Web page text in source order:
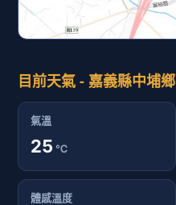
目前天氣 - 嘉義縣中埔鄉
氣溫
25 ℃
體感溫度